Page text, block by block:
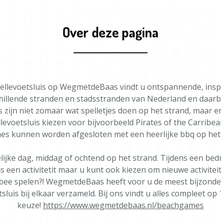
bedrijf af te
Beleef een
workshop.
ontdekken
teamgeest.
bedrijfsuitje!
Beachclub
ontspannen.
eigen
verder te
Vul voor
Over deze pagina
op WegmetdeBaas vindt u ontspannende,
stranden en stadsstranden van Nederland en
niet zomaar wat spelletjes doen op het strand, maar
kiezen voor bijvoorbeeld Pirates of the
kunnen worden afgesloten met een heerlijke bbq op
dag, middag of ochtend op het strand. Tijdens een
een activitetit maar u kunt ook kiezen om nieuwe
spelen?! WegmetdeBaas heeft voor u de meest
bij elkaar verzameld. Bij ons vindt u alles compleet
keuze! https://www.wegmetdebaas.nl/beachgames